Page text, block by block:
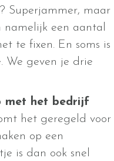
Superjammer, maar
een aantal
te fixen. En soms is
We geven je drie
met het bedrijf
het geregeld voor
op een
is dan ook snel